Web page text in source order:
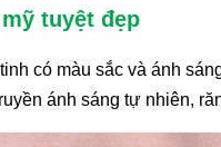
tuyệt đẹp
có màu sắc và ánh
ánh sáng tự nhiên,